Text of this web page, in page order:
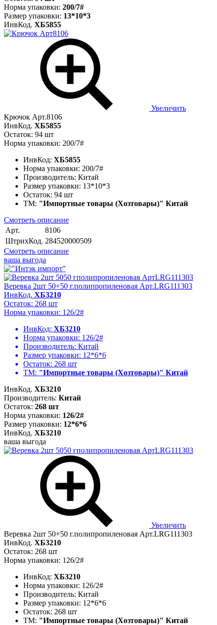
Норма упаковки: 200/7#
Размер упаковки: 13*10*3
ИнвКод. ХБ5855
Увеличить
Крючок Арт.8106
ИнвКод. ХБ5855
Остаток: 94 шт
Норма упаковки: 200/7#
ИнвКод: ХБ5855
Норма упаковки: 200/7#
Производитель: Китай
Размер упаковки: 13*10*3
Остаток: 94 шт
ТМ: "Импортные товары (Хозтовары)" Китай
Смотреть описание
Арт.
8106
ШтрихКод. 284520000509
Смотреть описание
ваша выгода
Веревка 2шт 50+50 г.полипропиленовая Арт.LRG111303
ИнвКод. ХБ3210
Остаток: 268 шт
Норма упаковки: 126/2#
ИнвКод: ХБ3210
Норма упаковки: 126/2#
Производитель: Китай
Размер упаковки: 12*6*6
Остаток: 268 шт
ТМ: "Импортные товары (Хозтовары)" Китай
ИнвКод. ХБ3210
Производитель: Китай
Остаток: 268 шт
Норма упаковки: 126/2#
Размер упаковки: 12*6*6
ИнвКод. ХБ3210
ваша выгода
Увеличить
Веревка 2шт 50+50 г.полипропиленовая Арт.LRG111303
ИнвКод. ХБ3210
Остаток: 268 шт
Норма упаковки: 126/2#
ИнвКод: ХБ3210
Норма упаковки: 126/2#
Производитель: Китай
Размер упаковки: 12*6*6
Остаток: 268 шт
ТМ: "Импортные товары (Хозтовары)" Китай